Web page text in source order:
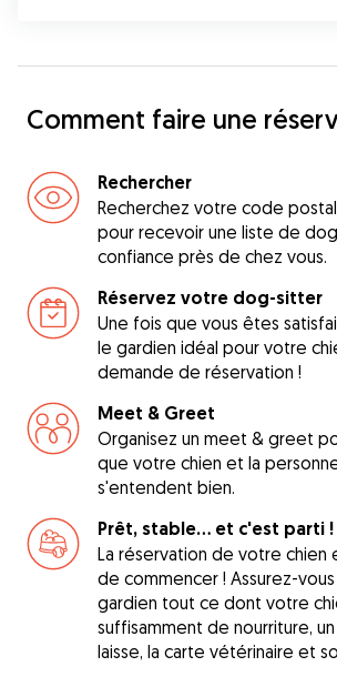
Comment faire une
Rechercher
Recherchez votre code
pour recevoir une liste de
confiance près de chez vous.
Réservez votre dog-sitter
Une fois que vous êtes
le gardien idéal pour votre
demande de réservation !
Meet & Greet
Organisez un meet & greet
que votre chien et la
s'entendent bien.
Prêt, stable... et c'est parti !
La réservation de votre chien
de commencer ! Assurez-
gardien tout ce dont votre
suffisamment de nourriture,
laisse, la carte vétérinaire et